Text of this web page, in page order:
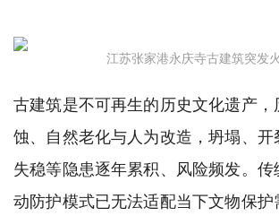
江苏张家港永庆寺古建筑突发
古建筑是不可再生的历史文化遗产
蚀、自然老化与人为改造，坍塌、
失稳等隐患逐年累积、风险频发。
动防护模式已无法适配当下文物保